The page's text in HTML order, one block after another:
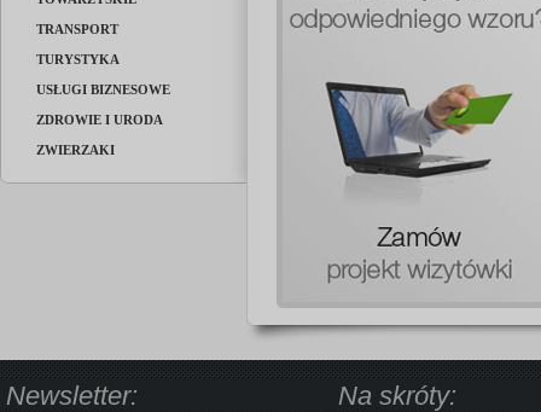
TRANSPORT
TURYSTYKA
USŁUGI BIZNESOWE
ZDROWIE I URODA
ZWIERZAKI
Newsletter: Na skróty: